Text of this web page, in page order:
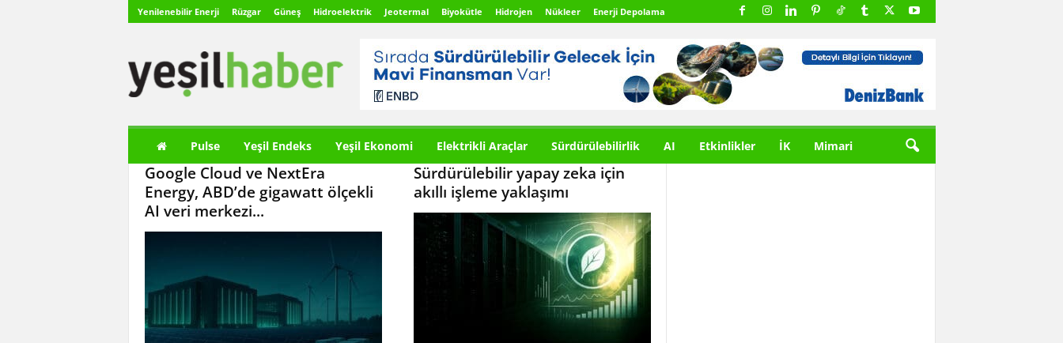
Yenilenebilir Enerji Rüzgar Güneş Hidroelektrik Jeotermal Biyokütle Hidrojen Nükleer Enerji Depolama
ş
Pulse Yeşil Endeks Yeşil Ekonomi Elektrikli Araçlar Sürdürülebilirlik AI Etkinlikler İK Mimari
Google Cloud ve NextEra
Energy, ABD’de gigawatt ölçekli
AI veri merkezi...
Sürdürülebilir yapay zeka için
akıllı işleme yaklaşımı